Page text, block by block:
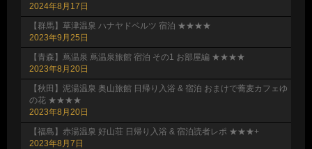
2024年8月17日
【群馬】草津温泉 ハナヤドベルツ 宿泊 ★★★★
2023年9月25日
【青森】蔦温泉 蔦温泉旅館 宿泊 その1 お部屋編 ★★★★
2023年8月20日
【秋田】泥湯温泉 奥山旅館 日帰り入浴 & 宿泊 おまけで蕎麦カフェゆ
の花 ★★★★
2023年8月20日
【福島】赤湯温泉 好山荘 日帰り入浴 & 宿泊読者レポ ★★★+
2023年8月7日